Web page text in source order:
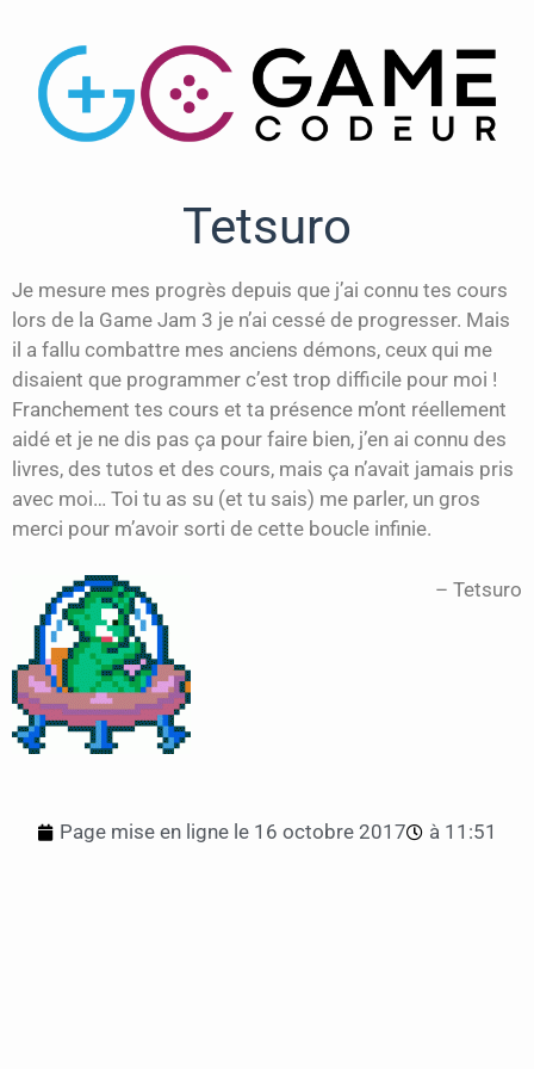
Tetsuro
Je mesure mes progrès depuis que j’ai connu tes cours
lors de la Game Jam 3 je n’ai cessé de progresser. Mais
il a fallu combattre mes anciens démons, ceux qui me
disaient que programmer c’est trop difficile pour moi !
Franchement tes cours et ta présence m’ont réellement
aidé et je ne dis pas ça pour faire bien, j’en ai connu des
livres, des tutos et des cours, mais ça n’avait jamais pris
avec moi… Toi tu as su (et tu sais) me parler, un gros
merci pour m’avoir sorti de cette boucle infinie.
Tetsuro
Page mise en ligne le 16 octobre 2017 à 11:51